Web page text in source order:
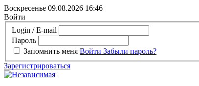
Воскресенье 09.08.2026 16:46
Войти
Login / E-mail
Пароль
Запомнить меня Войти Забыли пароль?
Зарегистрироваться